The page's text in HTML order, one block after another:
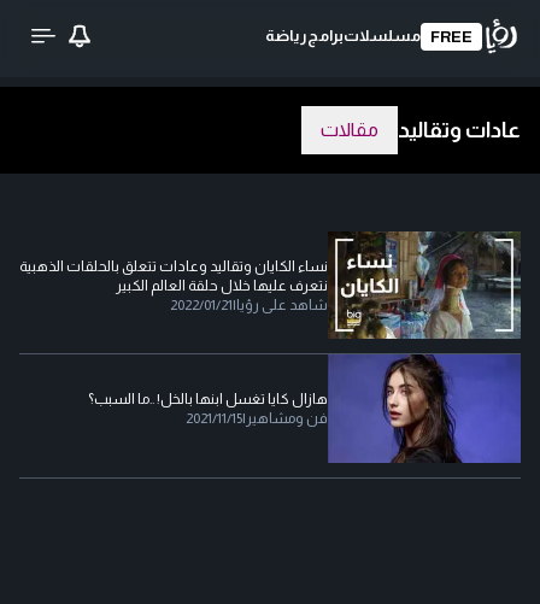
FREE مسلسلاتبرامج رياضة
عادات وتقاليد مقالات
نساء الكايان وتقاليد وعادات تتعلق بالحلقات الذهبية
نتعرف عليها خلال حلقة العالم الكبير
شاهد على رؤيا|
2022/01/21
هازال كايا تغسل ابنها بالخل! ..ما السبب؟
فن ومشاهير |
2021/11/15